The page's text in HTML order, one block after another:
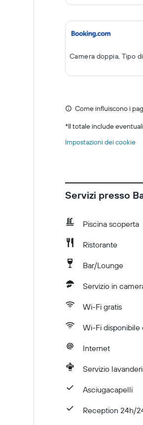
Camera doppia, Tipo
Come influiscono i
*Il totale include
Impostazioni dei cookie
Servizi presso
Piscina scoperta
Ristorante
Bar/Lounge
Servizio in
Wi-Fi gratis
Wi-Fi disponibile
Internet
Servizio
Asciugacapelli
Reception 24h/